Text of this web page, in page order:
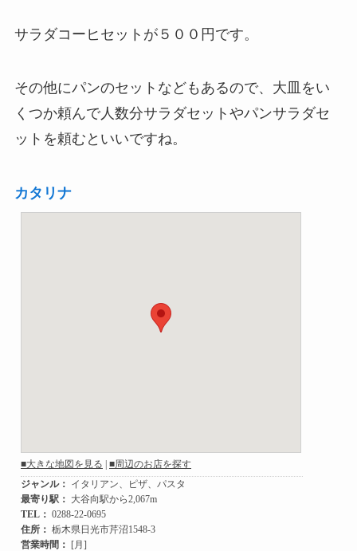
サラダコーヒセットが５００円です。
その他にパンのセットなどもあるので、大皿をい
くつか頼んで人数分サラダセットやパンサラダセ
ットを頼むといいですね。
カタリナ